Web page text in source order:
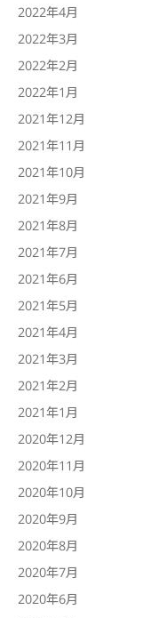
2022年4月
2022年3月
2022年2月
2022年1月
2021年12月
2021年11月
2021年10月
2021年9月
2021年8月
2021年7月
2021年6月
2021年5月
2021年4月
2021年3月
2021年2月
2021年1月
2020年12月
2020年11月
2020年10月
2020年9月
2020年8月
2020年7月
2020年6月